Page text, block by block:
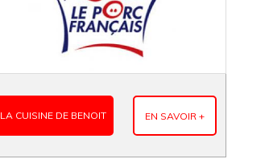
LA CUISINE DE BENOIT EN SAVOIR +